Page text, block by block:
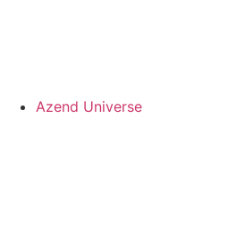
Azend Universe